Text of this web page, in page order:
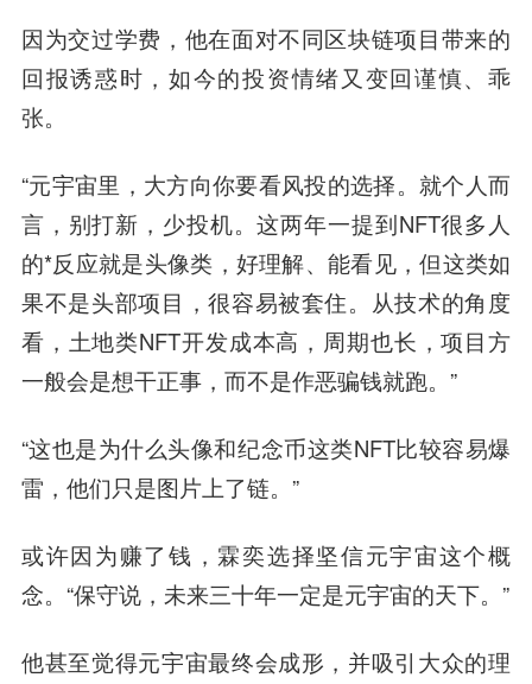
因为交过学费，他在面对不同区块链项目带来的
回报诱惑时，如今的投资情绪又变回谨慎、乖
张。
“元宇宙里，大方向你要看风投的选择。就个人而
言，别打新，少投机。这两年一提到NFT很多人
的*反应就是头像类，好理解、能看见，但这类如
果不是头部项目，很容易被套住。从技术的角度
看，土地类NFT开发成本高，周期也长，项目方
一般会是想干正事，而不是作恶骗钱就跑。”
“这也是为什么头像和纪念币这类NFT比较容易爆
雷，他们只是图片上了链。”
或许因为赚了钱，霖奕选择坚信元宇宙这个概
念。“保守说，未来三十年一定是元宇宙的天下。”
他甚至觉得元宇宙最终会成形，并吸引大众的理